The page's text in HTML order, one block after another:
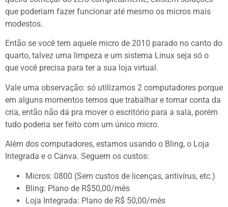
que poderiam fazer funcionar até mesmo os micros mais
modestos.
Então se você tem aquele micro de 2010 parado no canto do
quarto, talvez uma limpeza e um sistema Linux seja só o
que você precisa para ter a sua loja virtual.
Vale uma observação: só utilizamos 2 computadores porque
em alguns momentos temos que trabalhar e tomar conta da
cria, então não dá pra mover o escritório para a sala, porém
tudo poderia ser feito com um único micro.
Além dos computadores, estamos usando o Bling, o Loja
Integrada e o Canva. Seguem os custos:
Micros: 0800 (Sem custos de licenças, antivírus, etc.)
Bling: Plano de R$50,00/mês
Loja Integrada: Plano de R$ 50,00/mês